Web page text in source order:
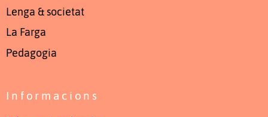
Lenga & societat
La Farga
Pedagogia
Informacions